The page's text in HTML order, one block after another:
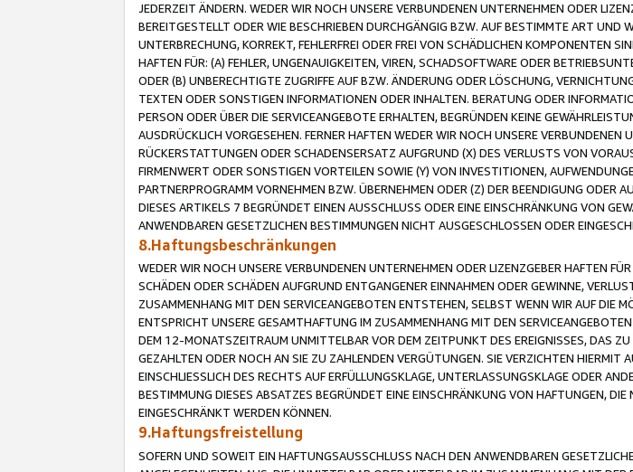
JEDERZEIT ÄNDERN. WEDER WIR NOCH UNSERE VERBUNDENEN UNTERNEHMEN ODER
BEREITGESTELLT ODER WIE BESCHRIEBEN DURCHGÄNGIG BZW. AUF BESTIMMTE ART UND
UNTERBRECHUNG, KORREKT, FEHLERFREI ODER FREI VON SCHÄDLICHEN KOMPONENTEN
HAFTEN FÜR: (A) FEHLER, UNGENAUIGKEITEN, VIREN, SCHADSOFTWARE ODER
ODER (B) UNBERECHTIGTE ZUGRIFFE AUF BZW. ÄNDERUNG ODER LÖSCHUNG,
TEXTEN ODER SONSTIGEN INFORMATIONEN ODER INHALTEN. BERATUNG ODER
PERSON ODER ÜBER DIE SERVICEANGEBOTE ERHALTEN, BEGRÜNDEN KEINE
AUSDRÜCKLICH VORGESEHEN. FERNER HAFTEN WEDER WIR NOCH UNSERE
RÜCKERSTATTUNGEN ODER SCHADENSERSATZ AUFGRUND (X) DES VERLUSTS VON
FIRMENWERT ODER SONSTIGEN VORTEILEN SOWIE (Y) VON INVESTITIONEN,
PARTNERPROGRAMM VORNEHMEN BZW. ÜBERNEHMEN ODER (Z) DER BEENDIGUNG ODER
DIESES ARTIKELS 7 BEGRÜNDET EINEN AUSSCHLUSS ODER EINE EINSCHRÄNKUNG VON
ANWENDBAREN GESETZLICHEN BESTIMMUNGEN NICHT AUSGESCHLOSSEN ODER
8.Haftungsbeschränkungen
WEDER WIR NOCH UNSERE VERBUNDENEN UNTERNEHMEN ODER LIZENZGEBER HAFTEN
SCHÄDEN ODER SCHÄDEN AUFGRUND ENTGANGENER EINNAHMEN ODER GEWINNE,
ZUSAMMENHANG MIT DEN SERVICEANGEBOTEN ENTSTEHEN, SELBST WENN WIR AUF DIE
ENTSPRICHT UNSERE GESAMTHAFTUNG IM ZUSAMMENHANG MIT DEN
DEM 12-MONATSZEITRAUM UNMITTELBAR VOR DEM ZEITPUNKT DES EREIGNISSES, DAS
GEZAHLTEN ODER NOCH AN SIE ZU ZAHLENDEN VERGÜTUNGEN. SIE VERZICHTEN HIERMIT
EINSCHLIESSLICH DES RECHTS AUF ERFÜLLUNGSKLAGE, UNTERLASSUNGSKLAGE ODER
BESTIMMUNG DIESES ABSATZES BEGRÜNDET EINE EINSCHRÄNKUNG VON HAFTUNGEN,
EINGESCHRÄNKT WERDEN KÖNNEN.
9.Haftungsfreistellung
SOFERN UND SOWEIT EIN HAFTUNGSAUSSCHLUSS NACH DEN ANWENDBAREN